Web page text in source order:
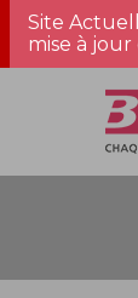
Site
mise à